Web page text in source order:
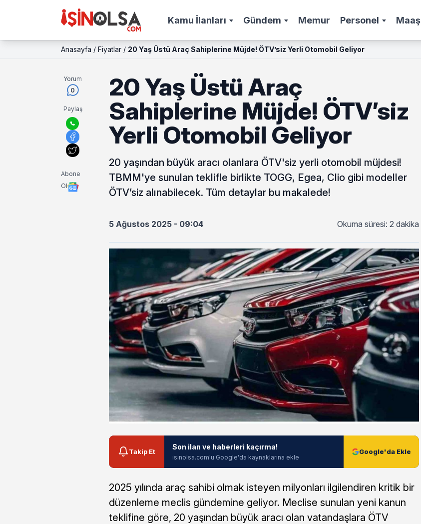
Kamu İlanları Gündem Memur Personel Maaş
Anasayfa / Fiyatlar / 20 Yaş Üstü Araç Sahiplerine Müjde! ÖTV’siz Yerli Otomobil Geliyor
Yorum
0
Paylaş
Abone
Ol
20 Yaş Üstü Araç
Sahiplerine Müjde! ÖTV’siz
Yerli Otomobil Geliyor
20 yaşından büyük aracı olanlara ÖTV'siz yerli otomobil müjdesi!
TBMM'ye sunulan teklifle birlikte TOGG, Egea, Clio gibi modeller
ÖTV’siz alınabilecek. Tüm detaylar bu makalede!
5 Ağustos 2025 - 09:04 Okuma süresi: 2 dakika
Takip Et
Son ilan ve haberleri kaçırma!
isinolsa.com'u Google'da kaynaklarına ekle
Google'da Ekle
2025 yılında araç sahibi olmak isteyen milyonları ilgilendiren kritik bir
düzenleme meclis gündemine geliyor. Meclise sunulan yeni kanun
teklifine göre, 20 yaşından büyük aracı olan vatandaşlara ÖTV